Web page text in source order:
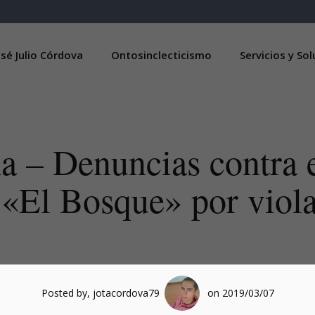
Julio Córdova Ontosinclecticismo Servicios y
– Denuncias contra
Bosque» por
Posted by, jotacordova79 on 2019/03/07